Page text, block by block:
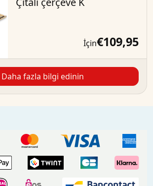
İçin€109,95
Daha fazla bilgi edinin